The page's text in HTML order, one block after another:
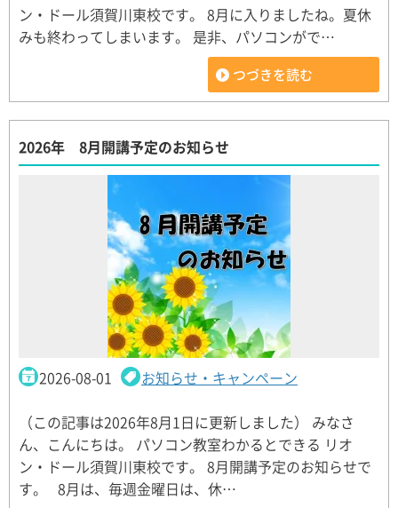
ン・ドール須賀川東校です。 8月に入りましたね。夏休
みも終わってしまいます。 是非、パソコンがで…
つづきを読む
2026年 8月開講予定のお知らせ
2026-08-01 お知らせ・キャンペーン
（この記事は2026年8月1日に更新しました） みなさ
ん、こんにちは。 パソコン教室わかるとできる リオ
ン・ドール須賀川東校です。 8月開講予定のお知らせで
す。 8月は、毎週金曜日は、休…